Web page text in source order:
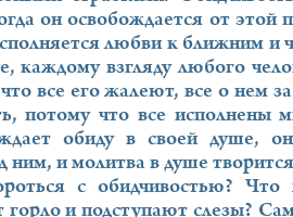
он освобождается от этой
любви к ближним и
каждому взгляду любого
все его жалеют, все о нем
потому что все исполнены
обиду в своей душе,
ним, и молитва в душе
с обидчивостью?
горло и подступают слезы?